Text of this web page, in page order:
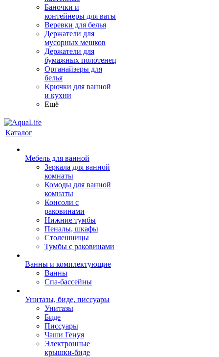
Баночки и
контейнеры для ваты
Веревки для белья
Держатели для
мусорных мешков
Держатели для
бумажных полотенец
Органайзеры для
белья
Крючки для ванной
и кухни
Ещё
Каталог
Мебель для ванной
Зеркала для ванной
комнаты
Комоды для ванной
комнаты
Консоли с
раковинами
Нижние тумбы
Пеналы, шкафы
Столешницы
Тумбы с раковинами
Ванны и комплектующие
Ванны
Спа-бассейны
Унитазы, биде, писсуары
Унитазы
Биде
Писсуары
Чаши Генуя
Электронные
крышки-биде